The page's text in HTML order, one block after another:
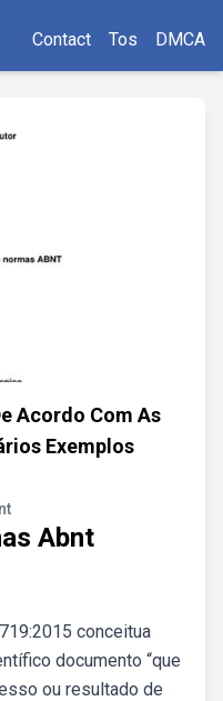
Contact Tos DMCA
Acordo Com As
Exemplos
Abnt
conceitua
documento “que
ou resultado de